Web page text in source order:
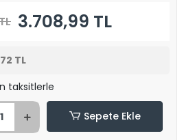
3.708,99 TL
TL
taksitlerle
Sepete Ekle